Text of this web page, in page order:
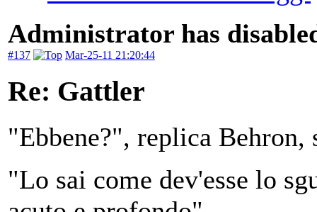
Administrator has
#137 Mar-25-11 21:20:44
Re: Gattler
"Ebbene?", replica Behron,
"Lo sai come dev'esse lo